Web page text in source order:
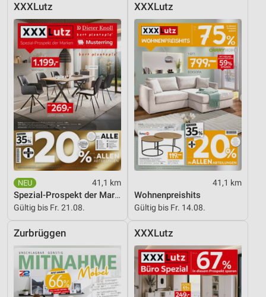
XXXLutz
41,1 km
Spezial-Prospekt der Marken
Gültig bis Fr. 21.08.
XXXLutz
41,1 km
Wohnenpreishits
Gültig bis Fr. 14.08.
Zurbrüggen XXXLutz